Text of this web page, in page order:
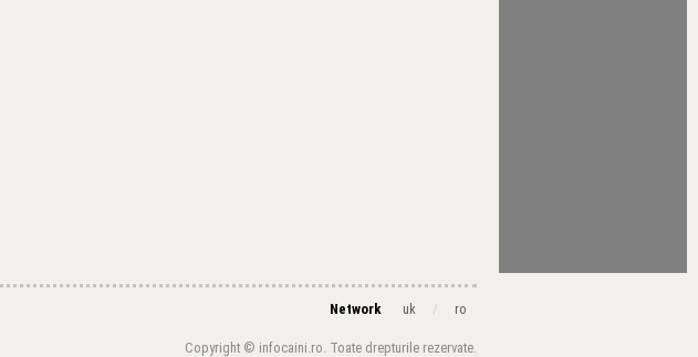
Network uk / ro
Copyright © infocaini.ro. Toate drepturile rezervate.